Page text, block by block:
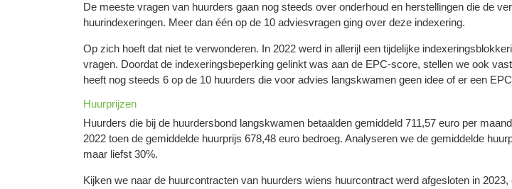
De meeste vragen van huurders gaan nog steeds over onderhoud en herstellingen die de
huurindexeringen. Meer dan één op de 10 adviesvragen ging over deze indexering.
Op zich hoeft dat niet te verwonderen. In 2022 werd in allerijl een tijdelijke
vragen. Doordat de indexeringsbeperking gelinkt was aan de EPC-score, stellen we ook
heeft nog steeds 6 op de 10 huurders die voor advies langskwamen geen idee of er een
Huurprijzen
Huurders die bij de huurdersbond langskwamen betaalden gemiddeld 711,57 euro per
2022 toen de gemiddelde huurprijs 678,48 euro bedroeg. Analyseren we de gemiddelde
maar liefst 30%.
Kijken we naar de huurcontracten van huurders wiens huurcontract werd afgesloten in